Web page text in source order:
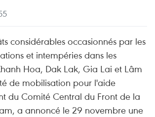
considérables occasionnés par les
et intempéries dans les
Hoa, Dak Lak, Gia Lai et Lâm
de mobilisation pour l'aide
du Comité Central du Front de la
a annoncé le 29 novembre une